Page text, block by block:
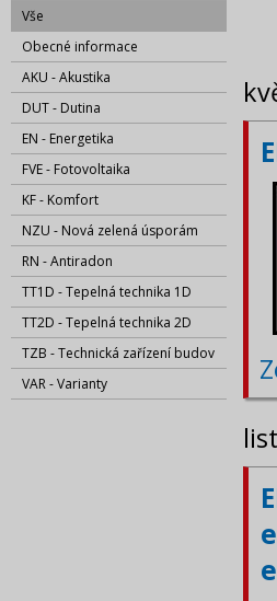
Vše
Obecné informace
AKU - Akustika
DUT - Dutina
EN - Energetika
FVE - Fotovoltaika
KF - Komfort
NZU - Nová zelená úsporám
RN - Antiradon
TT1D - Tepelná technika 1D
TT2D - Tepelná technika 2D
TZB - Technická zařízení budov
VAR - Varianty